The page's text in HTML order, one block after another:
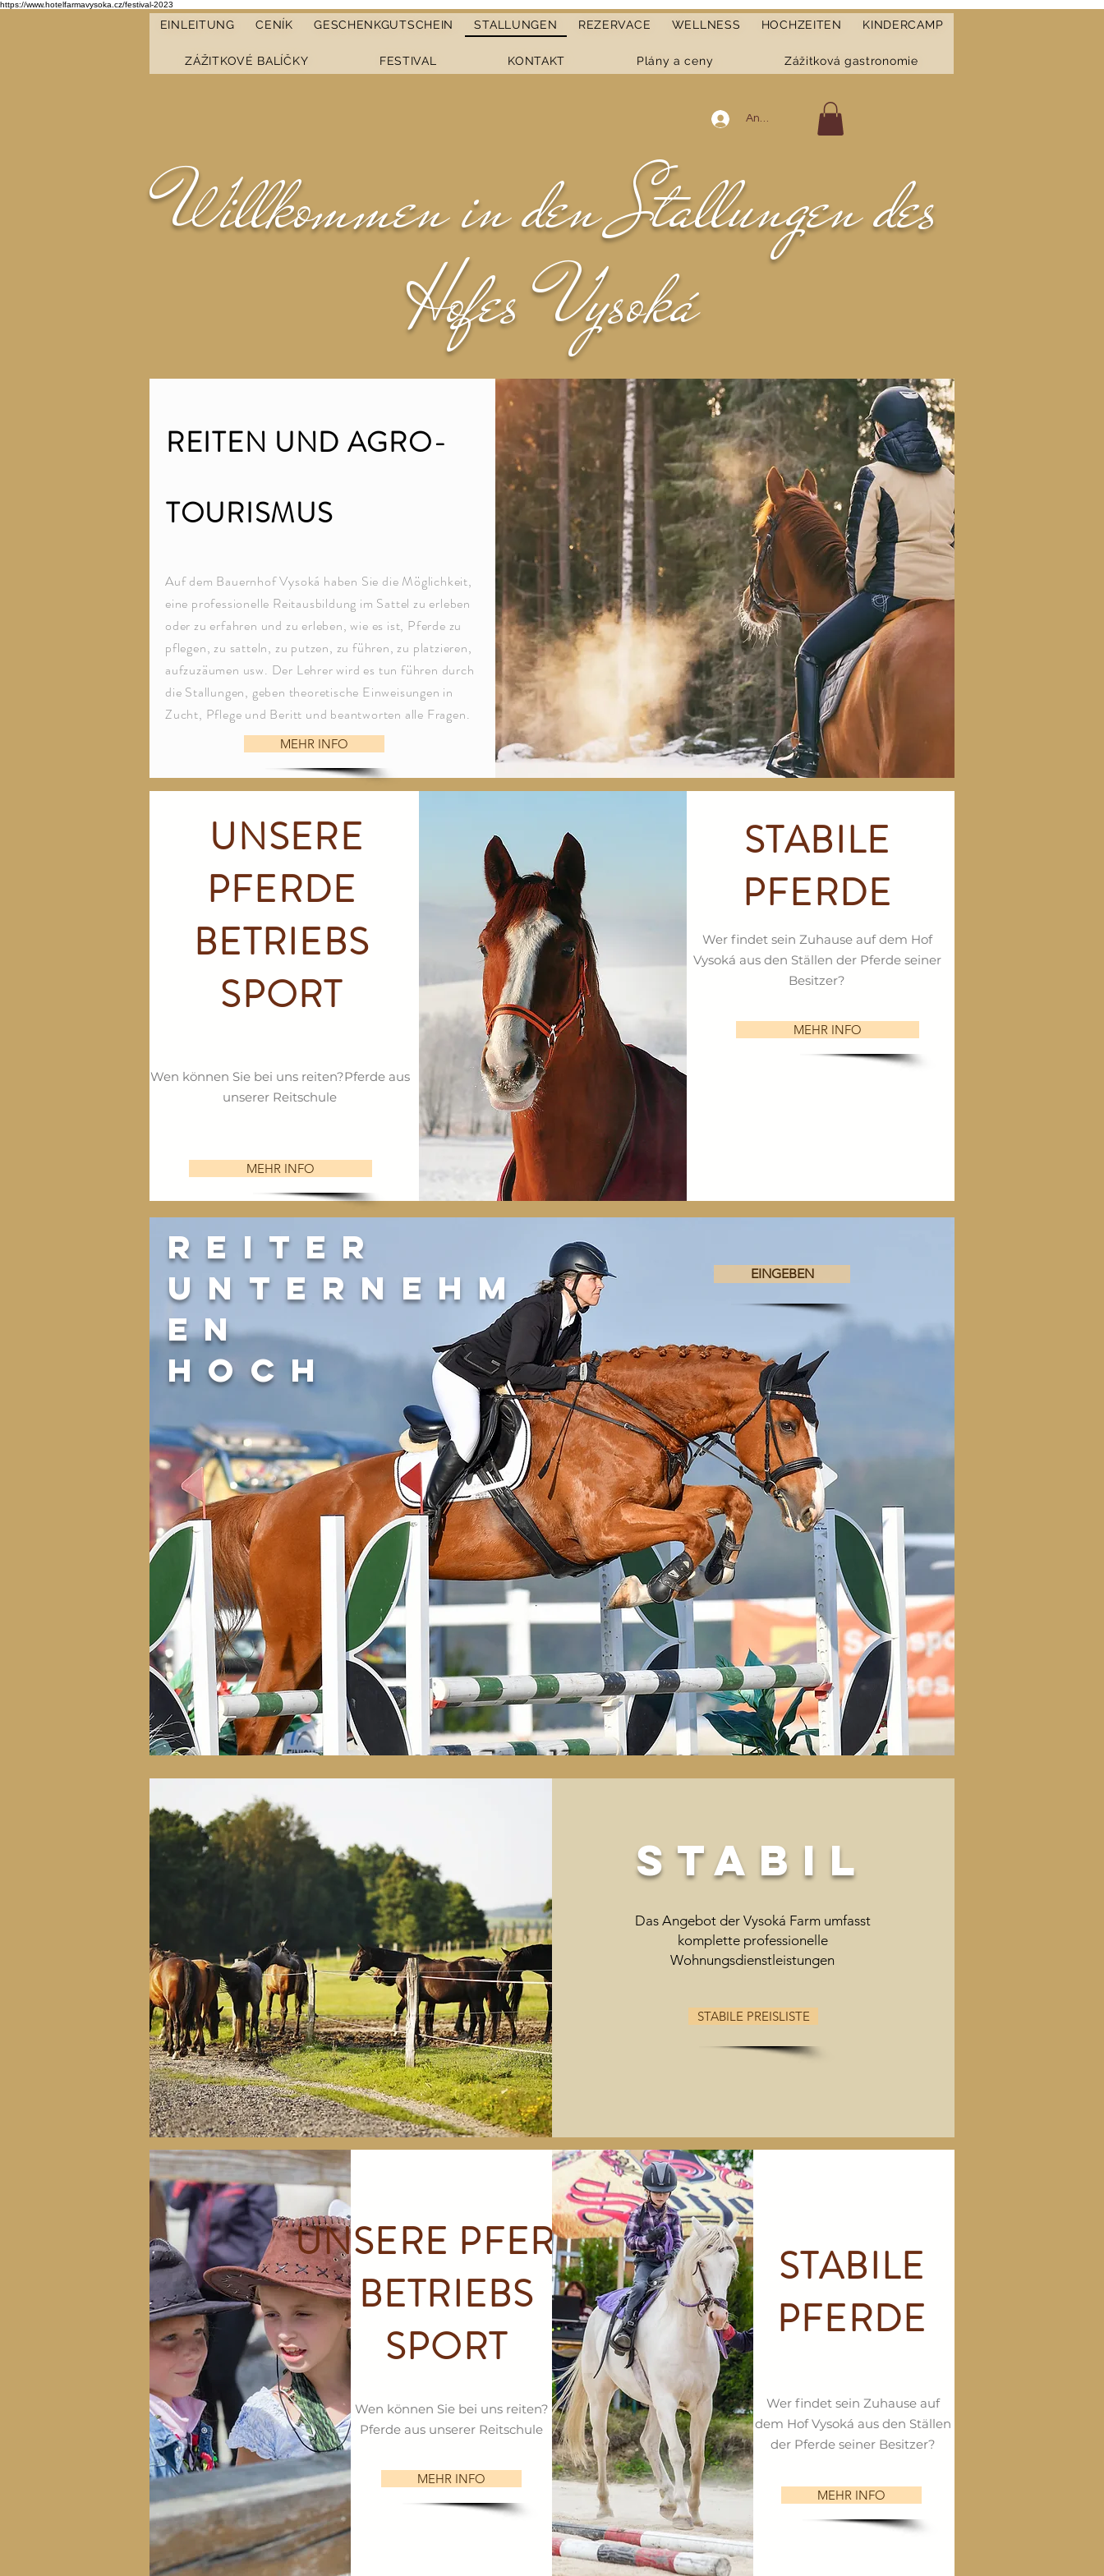
https://www.hotelfarmavysoka.cz/festival-2023
EINLEITUNG CENÍK GESCHENKGUTSCHEIN STALLUNGEN REZERVACE WELLNESS HOCHZEITEN KINDERCAMP
ZÁŽITKOVÉ BALÍČKY FESTIVAL KONTAKT Plány a ceny Zážitková gastronomie
Anmelden
Willkommen in den Stallungen des
Hofes Vysoká
REITEN UND AGRO-
TOURISMUS
Auf dem Bauernhof Vysoká haben Sie die Möglichkeit,
eine professionelle Reitausbildung im Sattel zu erleben
oder zu erfahren und zu erleben, wie es ist, Pferde zu
pflegen, zu satteln, zu putzen, zu führen, zu platzieren,
aufzuzäumen usw. Der Lehrer wird es tun führen durch
die Stallungen, geben theoretische Einweisungen in
Zucht, Pflege und Beritt und beantworten alle Fragen.
MEHR INFO
UNSERE
PFERDE
BETRIEBS
SPORT
Wen können Sie bei uns reiten?Pferde aus
unserer Reitschule
MEHR INFO
STABILE
PFERDE
Wer findet sein Zuhause auf dem Hof
Vysoká aus den Ställen der Pferde seiner
Besitzer?
MEHR INFO
Reiter
Unternehm
en
hoch
EINGEBEN
STABIL
Das Angebot der Vysoká Farm umfasst
komplette professionelle
Wohnungsdienstleistungen
STABILE PREISLISTE
UNSERE PFERDE
BETRIEBS
SPORT
Wen können Sie bei uns reiten?
Pferde aus unserer Reitschule
MEHR INFO
STABILE
PFERDE
Wer findet sein Zuhause auf
dem Hof Vysoká aus den Ställen
der Pferde seiner Besitzer?
MEHR INFO